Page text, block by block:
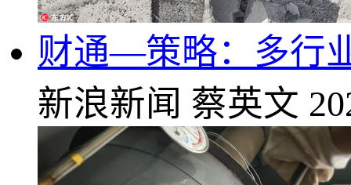
财通—策略：多行
新浪新闻 蔡英文